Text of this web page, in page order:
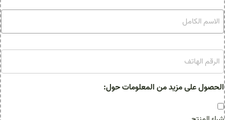
ا
ل
ا
س
م
ا
ل
ك
ا
ا
ل
ر
ق
م
ا
الحصول على مزيد من المعلومات حول: